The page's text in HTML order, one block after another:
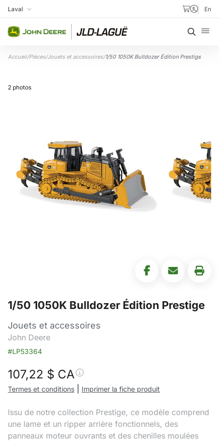
Aller au contenu
Ma succursale
Laval En
Accueil/Pièces/Jouets et accessoires/1/50 1050K Bulldozer Édition Prestige
2 photos
1/50 1050K Bulldozer Édition Prestige
Jouets et accessoires
John Deere
#LP53364
107,22 $ CA
Termes et conditions Imprimer la fiche produit
Issu de notre collection Prestige, ce modèle comprend
une lame et un ripper arrière fonctionnels, des
panneaux moteur ouvrants et des chenilles moulées